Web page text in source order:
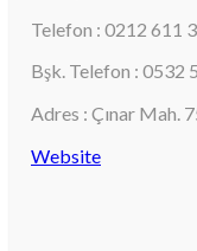
Telefon : 0212 611
Bşk. Telefon : 0532
Adres : Çınar Mah.
Website